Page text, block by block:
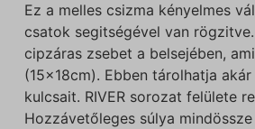
Ez a melles csizma kényelmes
csatok segitségével van
cipzáras zsebet a belsejében,
(15x18cm). Ebben tárolhatja
kulcsait. RIVER sorozat felülete
Hozzávetőleges súlya